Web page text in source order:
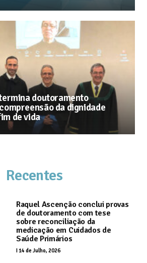
doutoramento
da dignidade
de vida
Recentes
Raquel Ascenção conclui provas
de doutoramento com tese
sobre reconciliação da
medicação em Cuidados de
Saúde Primários
I14 de Julho, 2026